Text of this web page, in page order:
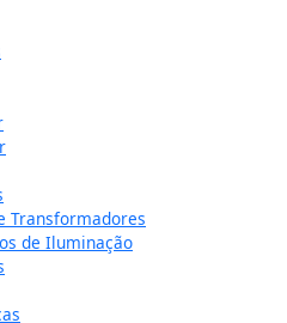
Transformadores
de Iluminação